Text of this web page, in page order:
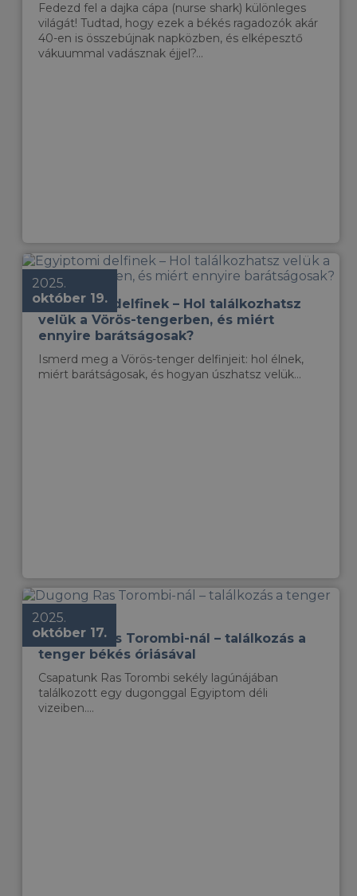
Fedezd fel a dajka cápa (nurse shark) különleges
világát! Tudtad, hogy ezek a békés ragadozók akár
40-en is összebújnak napközben, és elképesztő
vákuummal vadásznak éjjel?...
2025.
október 19.
Egyiptomi delfinek – Hol találkozhatsz
velük a Vörös-tengerben, és miért
ennyire barátságosak?
Ismerd meg a Vörös-tenger delfinjeit: hol élnek,
miért barátságosak, és hogyan úszhatsz velük...
2025.
október 17.
Dugong Ras Torombi-nál – találkozás a
tenger békés óriásával
Csapatunk Ras Torombi sekély lagúnájában
találkozott egy dugonggal Egyiptom déli
vizeiben....